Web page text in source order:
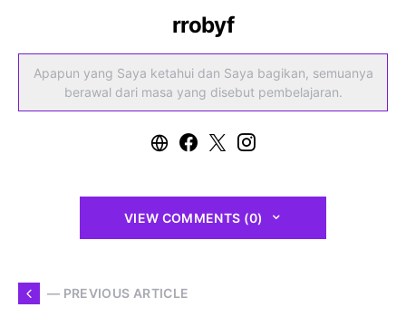
rrobyf
Apapun yang Saya ketahui dan Saya bagikan, semuanya
berawal dari masa yang disebut pembelajaran.
VIEW COMMENTS (0)
— PREVIOUS ARTICLE